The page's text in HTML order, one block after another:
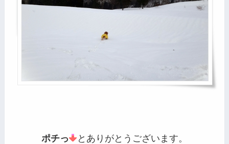
ポチっ とありがとうございます。